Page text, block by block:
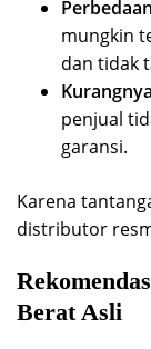
mungkin
dan tidak
penjual
garansi.
Karena
distributor
Berat Asli